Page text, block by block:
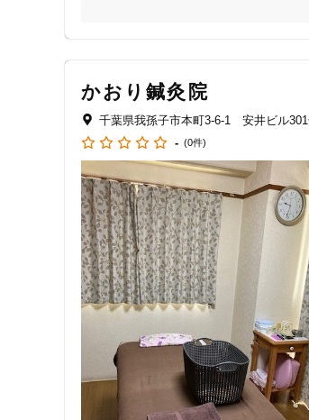
支払いに関する特徴
特典あり
クレカ可
キーワード
かおり鍼灸院
千葉県我孫子市本町3-6-1 安井ビル
- (0件)